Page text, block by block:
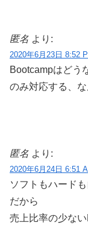
匿名 より:
2020年6月23日 8:52
Bootcampはどう
のみ対応する、
匿名 より:
2020年6月24日 6:51
ソフトもハード
だから
売上比率の少な